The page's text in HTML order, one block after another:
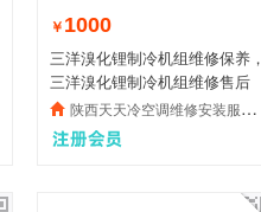
￥ 1000
三洋溴化锂制冷机组维修保养，
三洋溴化锂制冷机组维修售后
陕西天天冷空调维修安装服务有限公司